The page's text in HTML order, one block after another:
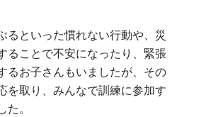
るといった慣れない行動や、災
ることで不安になったり、緊張
るお子さんもいましたが、その
を取り、みんなで訓練に参加す
。